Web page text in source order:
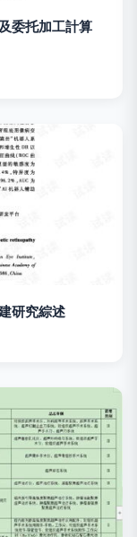
委托加工計算
研究綜述